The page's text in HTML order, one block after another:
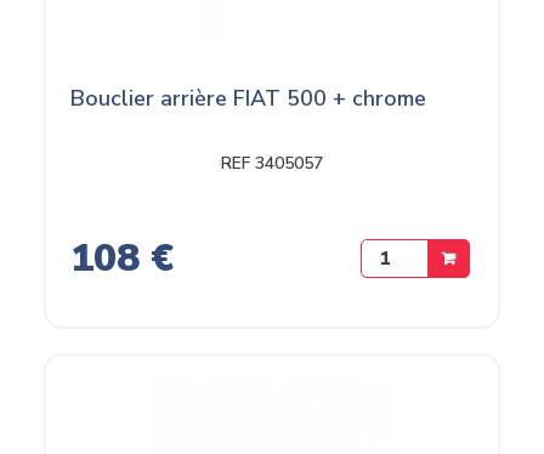
Bouclier arrière FIAT 500 + chrome
REF 3405057
108 €